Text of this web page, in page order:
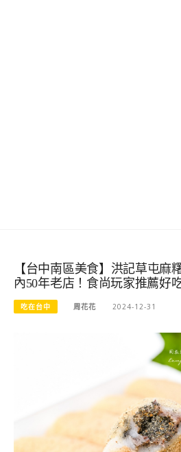
【台中南區美食】洪記草屯麻
內50年老店！食尚玩家推薦好
吃在台中 周花花 2024-12-31